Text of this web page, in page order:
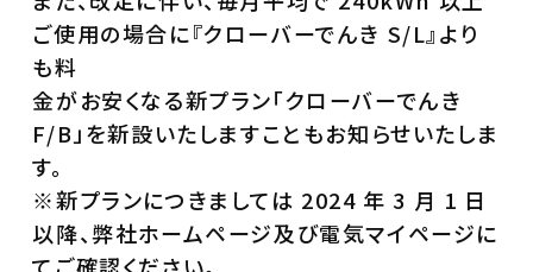
ご使用の場合に『クローバーでんき S/L』より
も料
金がお安くなる新プラン「クローバーでんき
F/B」を新設いたしますこともお知らせいたしま
す。
※新プランにつきましては 2024 年 3 月 1 日
以降、弊社ホームページ及び電気マイページに
てご確認ください。